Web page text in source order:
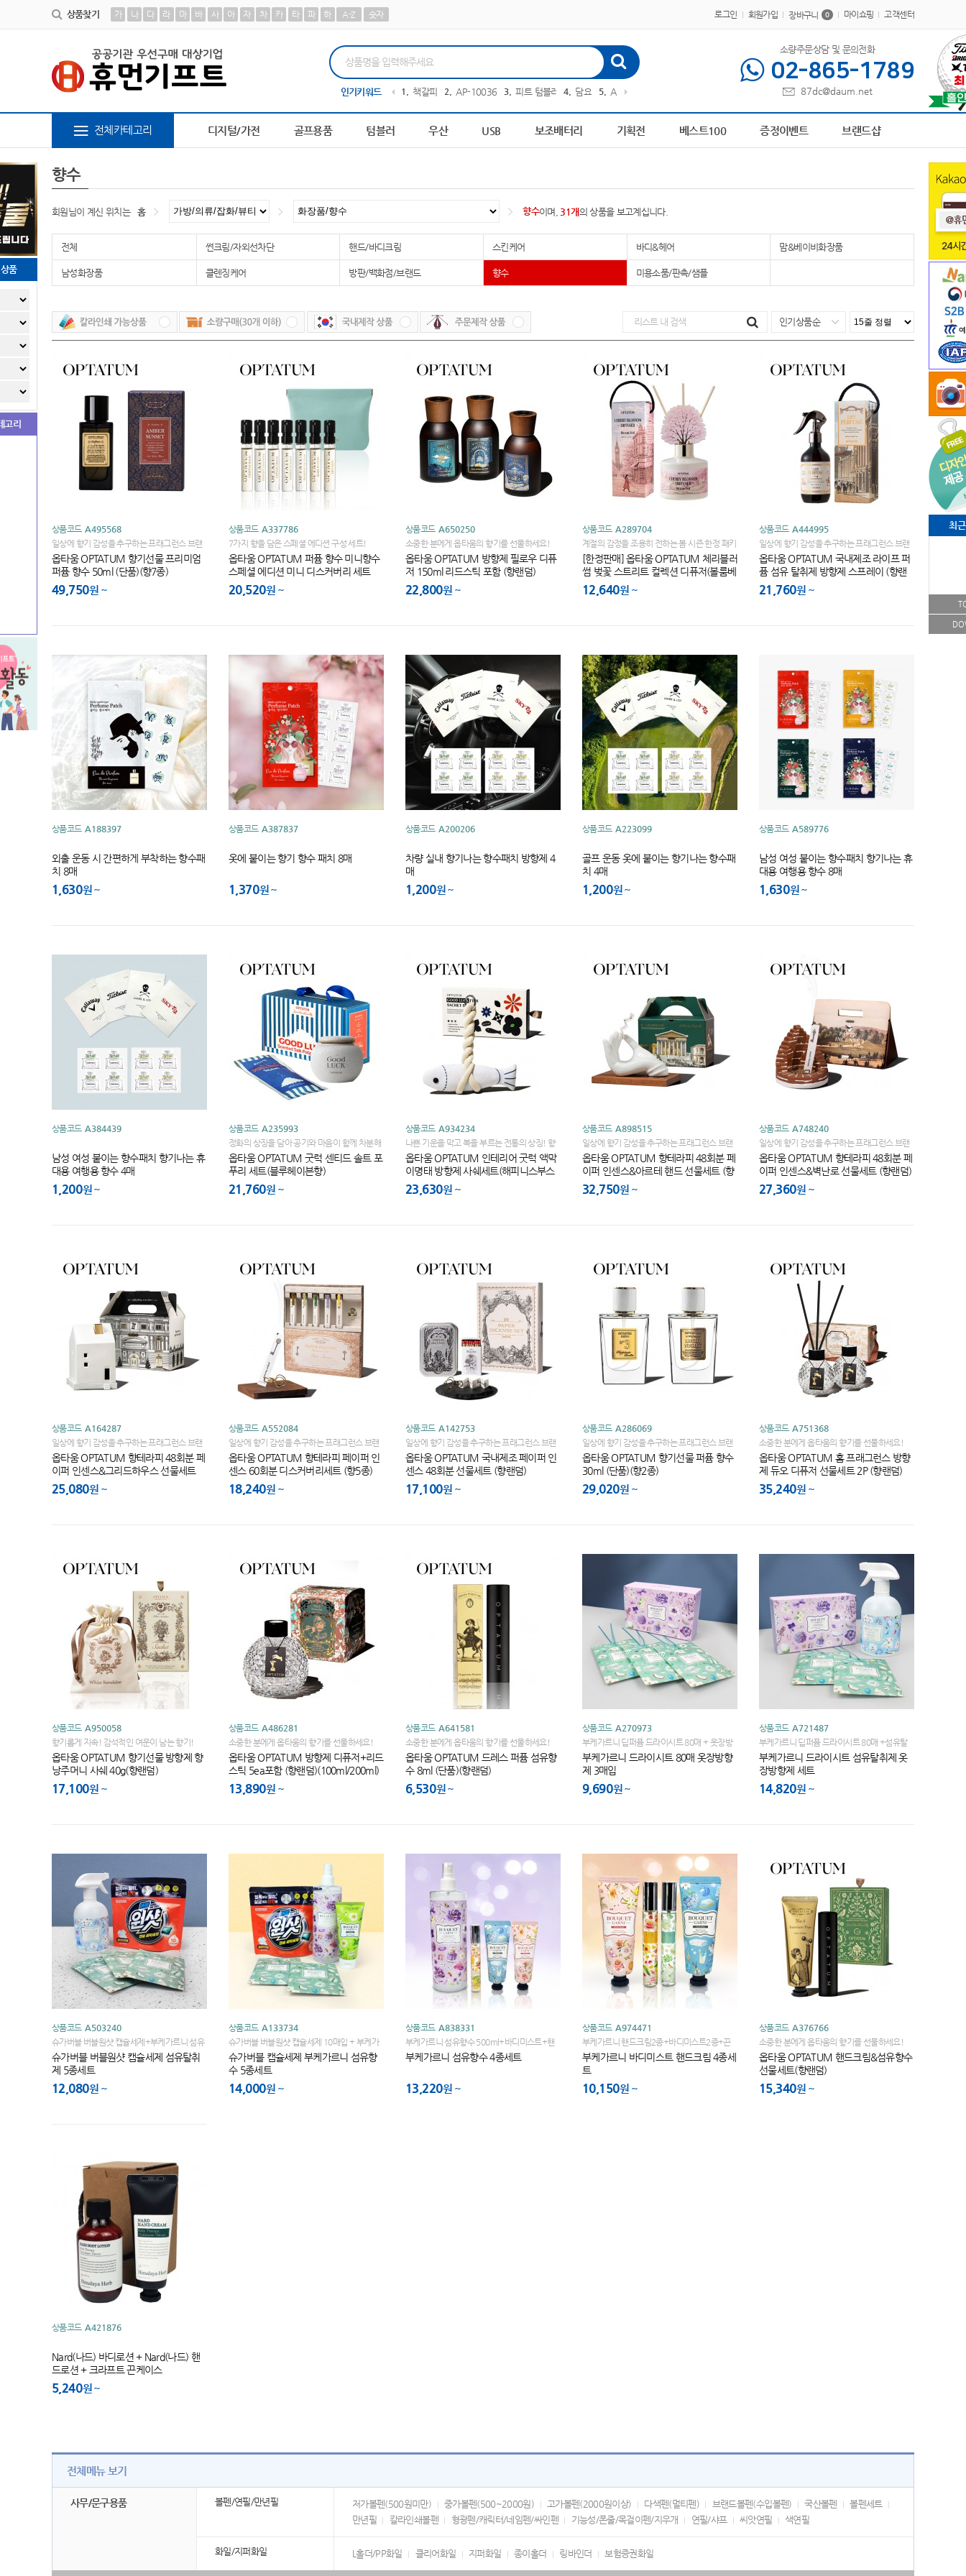
상품찾기 가 나 다 라 마 바 사 아 자 차 카 타 파 하 A-Z 숫자 로그인 회원가입 장바구니 0 마이쇼핑 고객센터
인기키워드
AP-100616 10 AP-100698 1 책갈피 2 AP-100364 3 피트 텀블러 4 담요 5 AP-100413 파스텔 칫솔 9 장바구니 AP-1006981
소량주문상담 및 문의전화
02-865-1789
87dc@daum.net
전체카테고리 디지털/가전 골프용품 텀블러 우산 USB 보조배터리 기획전 베스트100 증정이벤트 브랜드샵
품
고리
최
향수
회원님이 계신 위치는 홈 향수이며, 31개의 상품을 보고계십니다.
전체 썬크림/자외선차단 핸드/바디크림 스킨케어 바디&헤어 맘&베이비화장품
남성화장품 클렌징케어 방판/백화점/브랜드 향수 미용소품/판촉/샘플
인기상품순
상품코드 A495568
일상에 향기 감성을 추구하는 프래그런스 브랜
드!
옵타움 OPTATUM 향기선물 프리미엄
퍼퓸 향수 50ml (단품)(향7종)
49,750원
상품코드 A337786
7가지 향을 담은 스페셜 에디션 구성 세트!
옵타움 OPTATUM 퍼퓸 향수 미니향수
스페셜 에디션 미니 디스커버리 세트
(향7종+파우치증정)
20,520원
상품코드 A650250
소중한 분에게 옵타움의 향기를 선물하세요!
옵타움 OPTATUM 방향제 필로우 디퓨
저 150ml 리드스틱 포함 (향랜덤)
22,800원
상품코드 A289704
계절의 감정을 조용히 전하는 봄 시즌 한정 패키
지 상품!
[한정판매] 옵타움 OPTATUM 체리블러
썸 벚꽃 스트리트 컬렉션 디퓨저(볼룸베
일향/200ml)
12,640원
상품코드 A444995
일상에 향기 감성을 추구하는 프래그런스 브랜
드!
옵타움 OPTATUM 국내제조 라이프 퍼
퓸 섬유 탈취제 방향제 스프레이 (향랜
덤)
21,760원
상품코드 A188397
외출 운동 시 간편하게 부착하는 향수패
치 8매
1,630원
상품코드 A387837
옷에 붙이는 향기 향수 패치 8매
1,370원
상품코드 A200206
차량 실내 향기나는 향수패치 방향제 4
매
1,200원
상품코드 A223099
골프 운동 옷에 붙이는 향기나는 향수패
치 4매
1,200원
상품코드 A589776
남성 여성 붙이는 향수패치 향기나는 휴
대용 여행용 향수 8매
1,630원
상품코드 A384439
남성 여성 붙이는 향수패치 향기나는 휴
대용 여행용 향수 4매
1,200원
상품코드 A235993
정화의 상징을 담아 공기와 마음이 함께 차분해
지는 순간!
옵타움 OPTATUM 굿럭 센티드 솔트 포
푸리 세트(블루헤이븐향)
21,760원
상품코드 A934234
나쁜 기운을 막고 복을 부르는 전통의 상징! 향
기로운 복의 오브제!
옵타움 OPTATUM 인테리어 굿럭 액막
이명태 방향제 사쉐세트(해피니스부스
터향)
23,630원
상품코드 A898515
일상에 향기 감성을 추구하는 프래그런스 브랜
드!
옵타움 OPTATUM 향테라피 48회분 페
이퍼 인센스&아르테 핸드 선물세트 (향
랜덤)
32,750원
상품코드 A748240
일상에 향기 감성을 추구하는 프래그런스 브랜
드!
옵타움 OPTATUM 향테라피 48회분 페
이퍼 인센스&벽난로 선물세트 (향랜덤)
27,360원
상품코드 A164287
일상에 향기 감성을 추구하는 프래그런스 브랜
드!
옵타움 OPTATUM 향테라피 48회분 페
이퍼 인센스&그리드하우스 선물세트
(향랜덤)
25,080원
상품코드 A552084
일상에 향기 감성을 추구하는 프래그런스 브랜
드!
옵타움 OPTATUM 향테라피 페이퍼 인
센스 60회분 디스커버리세트 (향5종)
18,240원
상품코드 A142753
일상에 향기 감성을 추구하는 프래그런스 브랜
드!
옵타움 OPTATUM 국내제조 페이퍼 인
센스 48회분 선물세트 (향랜덤)
17,100원
상품코드 A286069
일상에 향기 감성을 추구하는 프래그런스 브랜
드!
옵타움 OPTATUM 향기선물 퍼퓸 향수
30ml (단품)(향2종)
29,020원
상품코드 A751368
소중한 분에게 옵타움의 향기를 선물하세요!
옵타움 OPTATUM 홈 프래그런스 방향
제 듀오 디퓨저 선물세트 2P (향랜덤)
35,240원
상품코드 A950058
향기롭게 지속! 감석적인 여운이 남는 향기!
옵타움 OPTATUM 향기선물 방향제 향
낭주머니 사쉐 40g(향랜덤)
17,100원
상품코드 A486281
소중한 분에게 옵타움의 향기를 선물하세요!
옵타움 OPTATUM 방향제 디퓨저+리드
스틱 5ea포함 (향랜덤)(100ml/200ml)
13,890원
상품코드 A641581
소중한 분에게 옵타움의 향기를 선물하세요!
옵타움 OPTATUM 드레스 퍼퓸 섬유향
수 8ml (단품)(향랜덤)
6,530원
상품코드 A270973
부케가르니 딥퍼퓸 드라이시트 80매 + 옷장방
향제,샤쉐 3매입 + 끈케이스
부케가르니 드라이시트 80매 옷장방향
제 3매입
9,690원
상품코드 A721487
부케가르니 딥퍼퓸 드라이시트 80매 +섬유탈
취제 500ml + 옷장방향제,샤쉐 2매입 + 끈케
이스
부케가르니 드라이시트 섬유탈취제 옷
장방향제 세트
14,820원
상품코드 A503240
슈가버블 버블원샷 캡슐세제+부케가르니 섬유
탈취제 500ml+부케가르니, 옷장 방향제(샤쉐)
3매입+끈케이스
슈가버블 버블원샷 캡슐세제 섬유탈취
제 5종세트
12,080원
상품코드 A133734
슈가버블 버블원샷 캡슐세제 10매입 + 부케가
르니 섬유향수 + 부케가르니 캐모마일 핸드크
림 100g + 부케가르니 옷장방향제(샤쉐) 2개 +
끈캐이스
슈가버블 캡슐세제 부케가르니 섬유향
수 5종세트
14,000원
상품코드 A838331
부케가르니 섬유향수 500ml+바디미스트+핸
드크림 2종+끈케이스
부케가르니 섬유향수 4종세트
13,220원
상품코드 A974471
부케가르니 핸드크림2종+바디미스트2종+끈
케이스
부케가르니 바디미스트 핸드크림 4종세
트
10,150원
상품코드 A376766
소중한 분에게 옵타움의 향기를 선물하세요!
옵타움 OPTATUM 핸드크림&섬유향수
선물세트(향랜덤)
15,340원
상품코드 A421876
Nard(나드) 바디로션 + Nard(나드) 핸
드로션 + 크라프트 끈케이스
5,240원
전체메뉴 보기
사무/문구용품 볼펜/연필/만년필 저가볼펜(500원미만) 중가볼펜(500~2000원) 고가볼펜(2000원이상) 다색펜(멀티펜) 브랜드볼펜(수입볼펜) 국산볼펜
볼펜세트
만년필
칼라인쇄볼펜 형광펜/캐릭터/네임펜/싸인펜 기능성/폰줄/목걸이펜/지우개 연필/샤프 씨앗연필 색연필
화일/지퍼화일 L홀더/PP화일 클리어화일 지퍼화일 종이홀더 링바인더 보험증권화일